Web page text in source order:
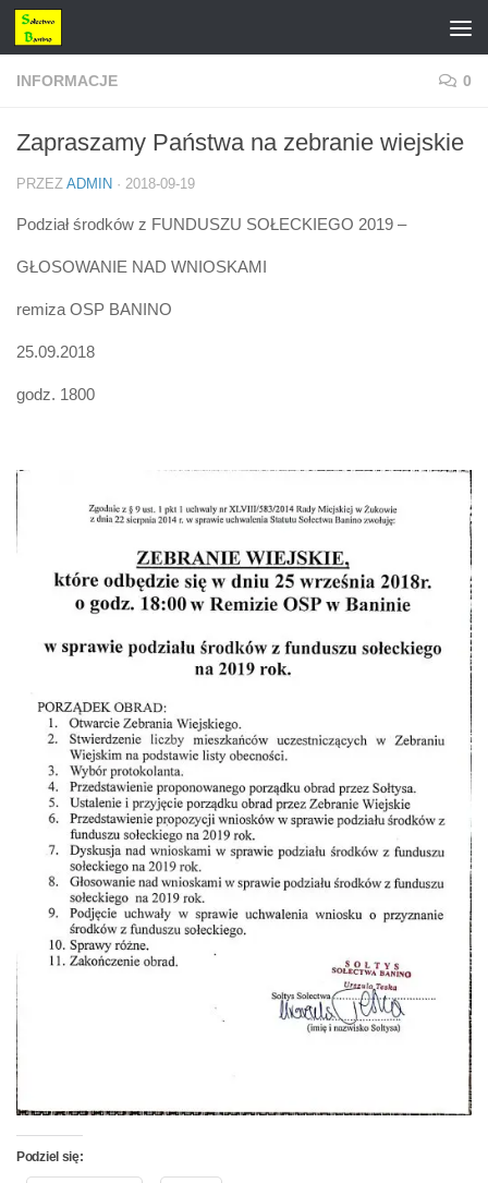
Przejdź do treści
INFORMACJE 0
Zapraszamy Państwa na zebranie wiejskie
PRZEZ ADMIN · 2018-09-19
Podział środków z FUNDUSZU SOŁECKIEGO 2019 –
GŁOSOWANIE NAD WNIOSKAMI
remiza OSP BANINO
25.09.2018
godz. 1800
Podziel się: